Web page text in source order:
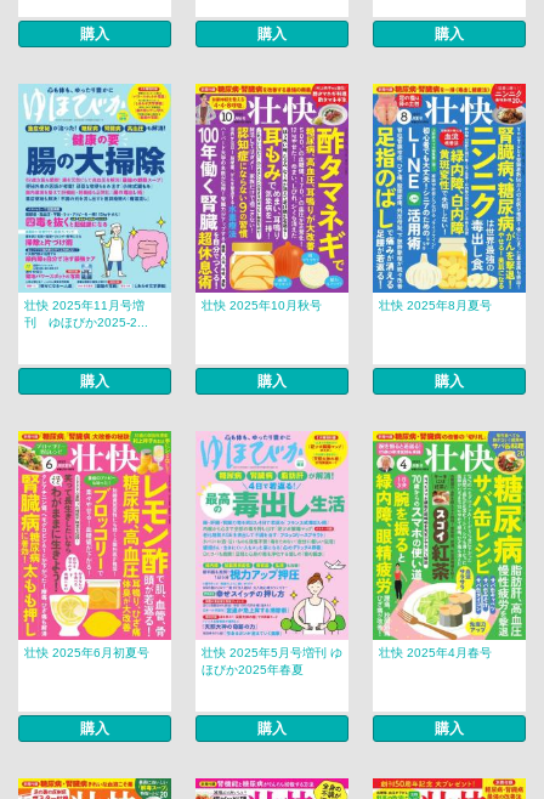
購入 購入 購入
壮快 2025年11月号増
刊 ゆほびか2025-2...
購入
壮快 2025年10月秋号
購入
壮快 2025年8月夏号
購入
壮快 2025年6月初夏号
購入
壮快 2025年5月号増刊 ゆ
ほびか2025年春夏
購入
壮快 2025年4月春号
購入